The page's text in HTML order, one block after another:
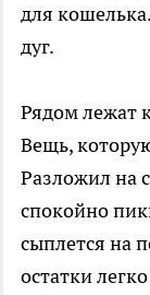
для
дуг.
Рядом лежат
Вещь,
Разложил на
спокойно
сыплется на
остатки